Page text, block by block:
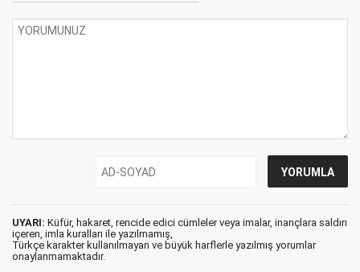
UYARI: Küfür, hakaret, rencide edici cümleler veya imalar, inançlara saldırı
içeren, imla kuralları ile yazılmamış,
Türkçe karakter kullanılmayan ve büyük harflerle yazılmış yorumlar
onaylanmamaktadır.